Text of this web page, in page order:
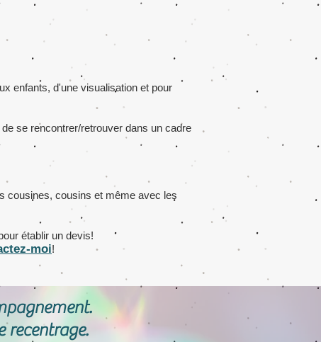
enfants, d'une visualisation et pour
se rencontrer/retrouver dans un cadre
cousines, cousins et même avec les
établir un devis!
tez-moi!
recentrage.